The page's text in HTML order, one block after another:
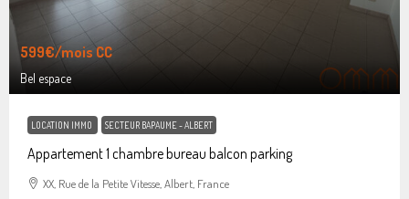
599€/mois CC
Bel espace
LOCATION IMMO SECTEUR BAPAUME - ALBERT
Appartement 1 chambre bureau balcon parking
XX, Rue de la Petite Vitesse, Albert, France